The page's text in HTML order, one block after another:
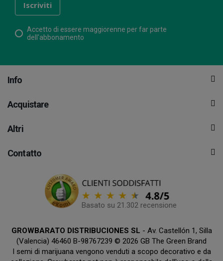
Accetto di essere maggiorenne per far parte
dell'abbonamento
Info
Acquistare
Altri
Contatto
Basato su 21.302 recensione
GROWBARATO DISTRIBUCIONES SL - Av. Castellón 1, Silla
(Valencia) 46460 B-98767239 © 2026 GB The Green Brand
I semi di marijuana vengono venduti a scopo decorativo e da